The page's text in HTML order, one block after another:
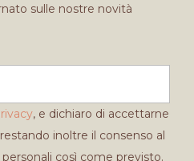
sulle nostre novità
, e dichiaro di accettarne
inoltre il consenso al
così come previsto.